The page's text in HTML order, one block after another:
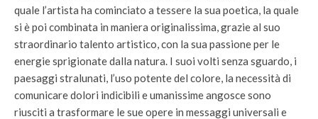
quale l’artista ha cominciato a tessere la sua poetica, la quale
si è poi combinata in maniera originalissima, grazie al suo
straordinario talento artistico, con la sua passione per le
energie sprigionate dalla natura. I suoi volti senza sguardo, i
paesaggi stralunati, l’uso potente del colore, la necessità di
comunicare dolori indicibili e umanissime angosce sono
riusciti a trasformare le sue opere in messaggi universali e